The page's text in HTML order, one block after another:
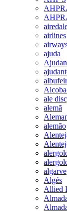
airlines
ajuda
ale
alemã
alemão
algarve
Algés
Allied